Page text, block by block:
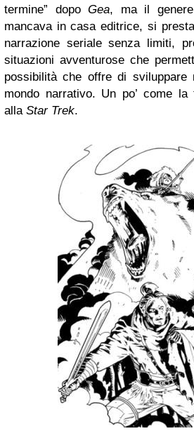
termine” dopo Gea, ma il
mancava in casa editrice, si
narrazione seriale senza limiti,
situazioni avventurose che
possibilità che offre di sviluppare
mondo narrativo. Un po’ come la
alla Star Trek.